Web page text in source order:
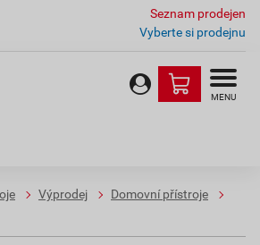
Seznam prodejen
Vyberte si prodejnu
MENU
Výprodej
Domovní přístroje